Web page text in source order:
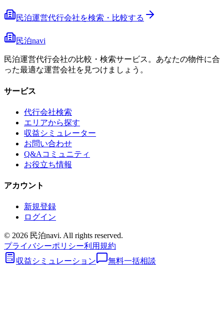
民泊運営代行会社を検索・比較する
民泊navi
民泊運営代行会社の比較・検索サービス。あなたの物件に合
った最適な運営会社を見つけましょう。
サービス
代行会社検索
エリアから探す
収益シミュレーター
お問い合わせ
Q&Aコミュニティ
お役立ち情報
アカウント
新規登録
ログイン
© 2026 民泊navi. All rights reserved.
プライバシーポリシー利用規約
収益シミュレーション
無料一括相談